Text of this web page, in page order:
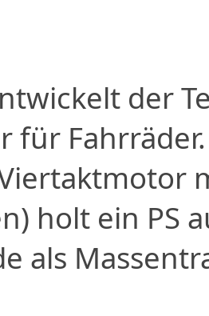
der
für
holt ein PS
als